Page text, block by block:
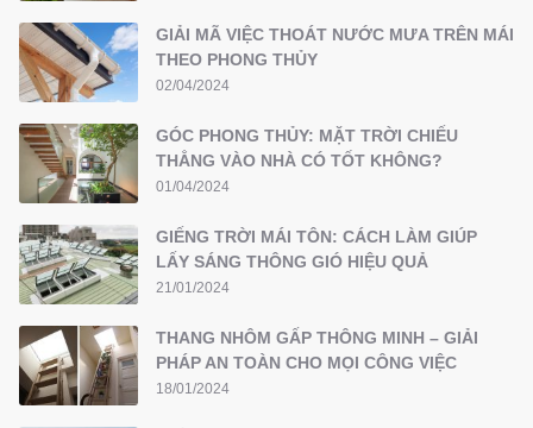
GIẢI MÃ VIỆC THOÁT NƯỚC MƯA TRÊN MÁI
THEO PHONG THỦY
02/04/2024
GÓC PHONG THỦY: MẶT TRỜI CHIẾU
THẲNG VÀO NHÀ CÓ TỐT KHÔNG?
01/04/2024
GIẾNG TRỜI MÁI TÔN: CÁCH LÀM GIÚP
LẤY SÁNG THÔNG GIÓ HIỆU QUẢ
21/01/2024
THANG NHÔM GẤP THÔNG MINH – GIẢI
PHÁP AN TOÀN CHO MỌI CÔNG VIỆC
18/01/2024